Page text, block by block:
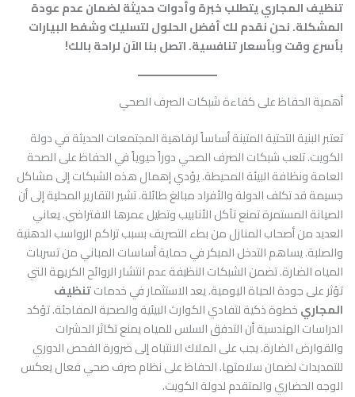
تنظيف المجاري يتطلب خبرة وأدوات حديثة لضمان عدم عودة
المشكلة. نحن نقدم لك أفضل الحلول لتسليك وشفط البيارات
بأسرع وقت وبأسعار تنافسية. اتصل بنا الآن لراحة بالك!
أهمية الحفاظ على كفاءة شبكات الصرف الصحي
تعتبر البنية التحتية المتينة أساساً لرفاهية المجتمعات الحديثة في دولة
الكويت. تلعب شبكات الصرف الصحي دوراً حيوياً في الحفاظ على الصحة
العامة ونظافة البيئة المحيطة. يؤدي إهمال هذه الشبكات إلى مشاكل
جسيمة قد تكلف الدولة والأفراد مبالغ طائلة. تشير التقارير المحلية إلى أن
الصيانة المستمرة تمنع تآكل الأنابيب وتطيل عمرها الافتراضي. يعاني
العديد من أصحاب المنازل من بطء التصريف بسبب تراكم الرواسب الدهنية
والصلبة. يساهم التدخل المبكر في حماية أساسات المباني من تسربات
المياه الضارة. تضمن الشبكات النظيفة عدم انتشار الروائح الكريهة التي
تؤثر على جودة الحياة اليومية. يعد الاستثمار في خدماتتنظيف
المجاريخطوة ذكية لتفادي الكوارث البيئية والصحية المفاجئة. تؤكد
الدراسات الهندسية أن التدفق السلس للمياه يمنع تكاثر الحشرات
والقوارض الضارة. يجب على الملاك الانتباه إلى ضرورة الفحص الدوري
للتمديدات لضمان سلامتها. الحفاظ على نظام صرف صحي فعال يعكس
الوجه الحضاري والمتقدم لدولة الكويت.